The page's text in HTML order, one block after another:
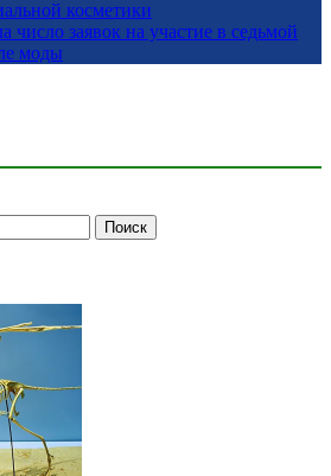
косметики
число заявок на участие в седьмой
моды